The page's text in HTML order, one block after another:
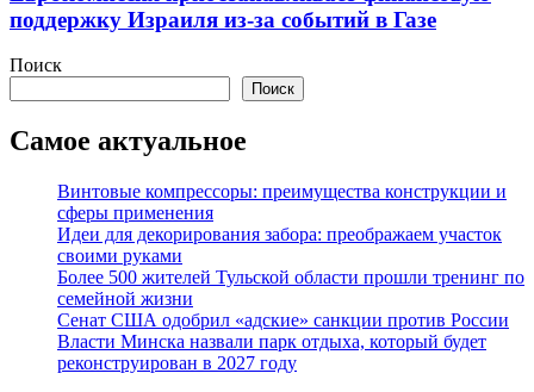
поддержку Израиля из-за событий в Газе
Поиск
Поиск
Самое актуальное
Винтовые компрессоры: преимущества конструкции и
сферы применения
Идеи для декорирования забора: преображаем участок
своими руками
Более 500 жителей Тульской области прошли тренинг по
семейной жизни
Сенат США одобрил «адские» санкции против России
Власти Минска назвали парк отдыха, который будет
реконструирован в 2027 году